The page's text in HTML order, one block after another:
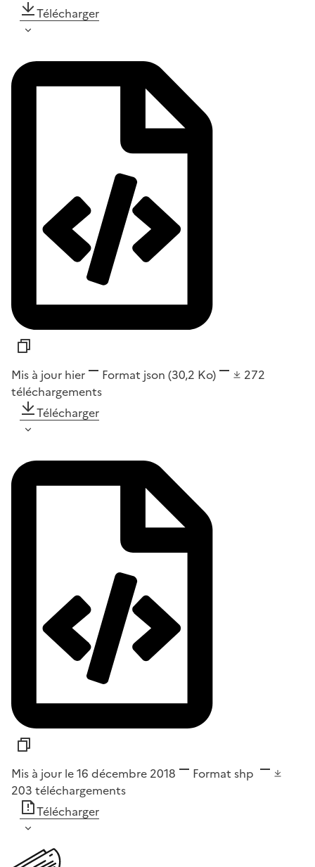
Télécharger
Mis à jour hier Format json (30,2 Ko)
272
téléchargements
Télécharger
Mis à jour le 16 décembre 2018 Format shp
203 téléchargements
Télécharger